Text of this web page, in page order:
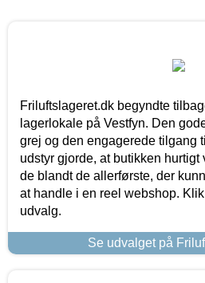
Friluftslageret.dk begyndte
lagerlokale på Vestfyn. Den
grej og den engagerede tilgang
udstyr gjorde, at butikken hurtigt
de blandt de allerførste, der
at handle i en reel webshop.
udvalg.
Se udvalget på